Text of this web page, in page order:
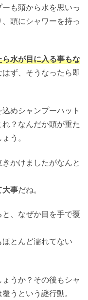
も頭から水を思いっ
頭にシャワーを持っ
水が目に入る事もな
ず、そうなったら即
めシャンプーハット
？なんだか頭が重た
う。
かけましたがなんと
大事だね。
、なぜか目を手で覆
とんど濡れてない
うか？その後もシャ
うという謎行動。